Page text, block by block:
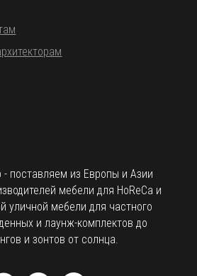
- поставляем из Европы и Азии
мебели для HoReCa и
уличной мебели для частного
и лаунж-комплектов до
и зонтов от солнца.